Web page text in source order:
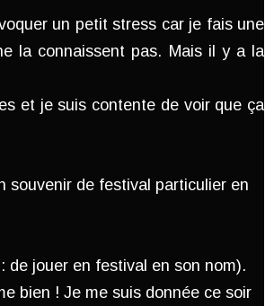
un petit stress car je fais une
la connaissent pas. Mais il y a la
et je suis contente de voir que ça
souvenir de festival particulier en
de jouer en festival en son nom).
bien ! Je me suis donnée ce soir